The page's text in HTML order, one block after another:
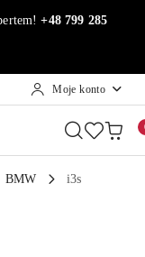
+48 799 285
Moje konto
BMW i3s